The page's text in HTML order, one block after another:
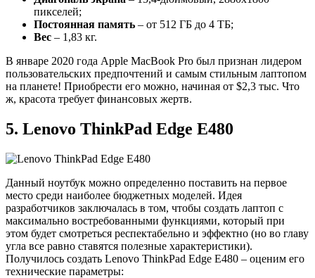
пикселей;
Постоянная память – от 512 ГБ до 4 ТБ;
Вес – 1,83 кг.
В январе 2020 года Apple MacBook Pro был признан лидером
пользовательских предпочтений и самым стильным лаптопом
на планете! Приобрести его можно, начиная от $2,3 тыс. Что
ж, красота требует финансовых жертв.
5. Lenovo ThinkPad Edge E480
Данный ноутбук можно определенно поставить на первое
место среди наиболее бюджетных моделей. Идея
разработчиков заключалась в том, чтобы создать лаптоп с
максимально востребованными функциями, который при
этом будет смотреться респектабельно и эффектно (но во главу
угла все равно ставятся полезные характеристики).
Получилось создать Lenovo ThinkPad Edge E480 – оценим его
технические параметры: